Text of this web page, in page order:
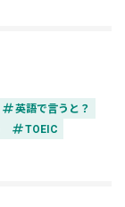
tag英語で言うと？
tagTOEIC